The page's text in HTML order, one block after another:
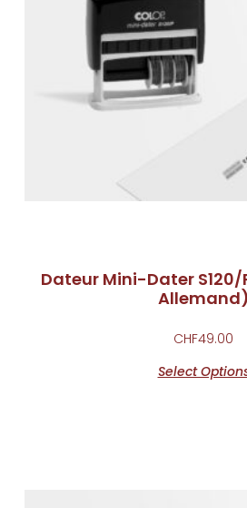
Dateur Mini-Dater
Allemand)
CHF49.00
Select